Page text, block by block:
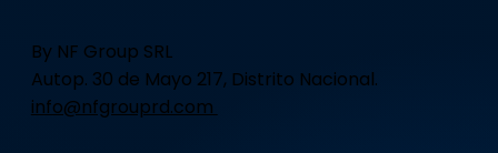
By NF Group SRL
Autop. 30 de Mayo 217, Distrito Nacional.
info@nfgrouprd.com